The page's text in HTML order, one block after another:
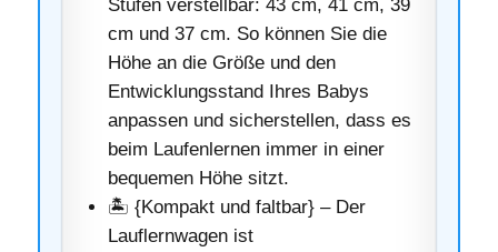
Stufen verstellbar: 43 cm, 41 cm, 39
cm und 37 cm. So können Sie die
Höhe an die Größe und den
Entwicklungsstand Ihres Babys
anpassen und sicherstellen, dass es
beim Laufenlernen immer in einer
bequemen Höhe sitzt.
🏝️ {Kompakt und faltbar} – Der
Lauflernwagen ist